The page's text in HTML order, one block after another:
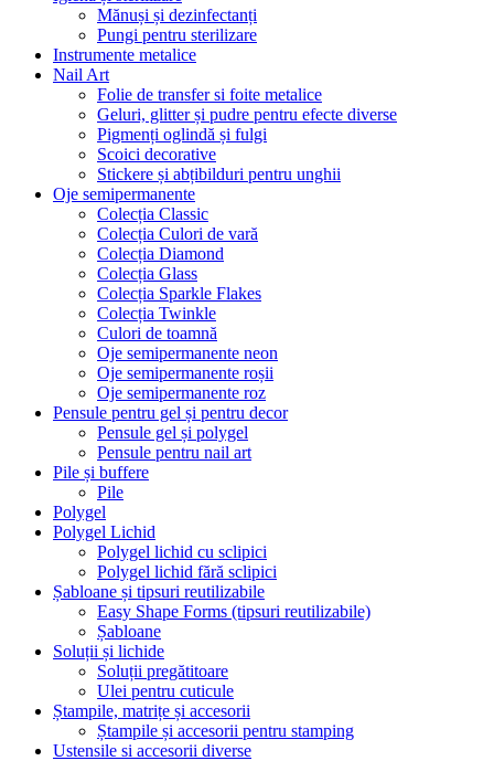
Mănuși și dezinfectanți
Pungi pentru sterilizare
Instrumente metalice
Nail Art
Folie de transfer si foite metalice
Geluri, glitter și pudre pentru efecte diverse
Pigmenți oglindă și fulgi
Scoici decorative
Stickere și abțibilduri pentru unghii
Oje semipermanente
Colecția Classic
Colecția Culori de vară
Colecția Diamond
Colecția Glass
Colecția Sparkle Flakes
Colecția Twinkle
Culori de toamnă
Oje semipermanente neon
Oje semipermanente roșii
Oje semipermanente roz
Pensule pentru gel și pentru decor
Pensule gel și polygel
Pensule pentru nail art
Pile și buffere
Pile
Polygel
Polygel Lichid
Polygel lichid cu sclipici
Polygel lichid fără sclipici
Șabloane și tipsuri reutilizabile
Easy Shape Forms (tipsuri reutilizabile)
Șabloane
Soluții și lichide
Soluții pregătitoare
Ulei pentru cuticule
Ștampile, matrițe și accesorii
Ștampile și accesorii pentru stamping
Ustensile si accesorii diverse